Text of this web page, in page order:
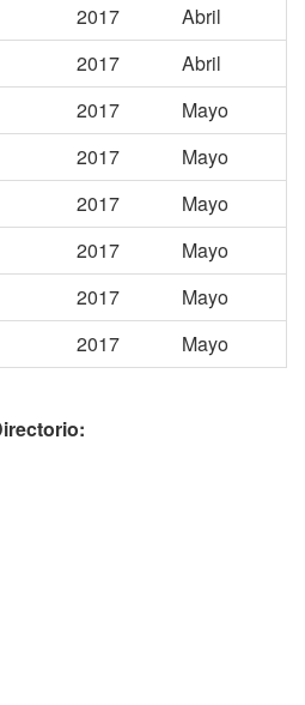
2017
Abril
2017
Abril
2017
Mayo
2017
Mayo
2017
Mayo
2017
Mayo
2017
Mayo
2017 Mayo